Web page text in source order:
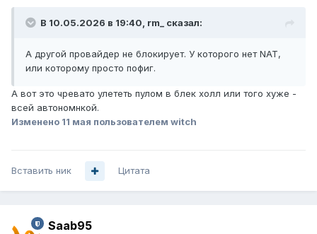
В 10.05.2026 в 19:40, rm_ сказал:
А другой провайдер не блокирует. У которого нет NAT,
или которому просто пофиг.
А вот это чревато улететь пулом в блек холл или того хуже -
всей автономнкой.
Изменено 11 мая пользователем witch
Вставить ник Цитата
Saab95